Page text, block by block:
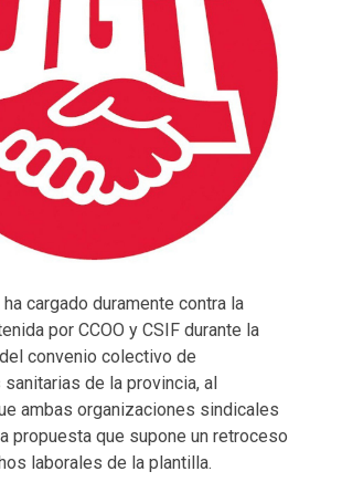
ha cargado duramente contra la
por CCOO y CSIF durante la
convenio colectivo de
de la provincia, al
ambas organizaciones sindicales
propuesta que supone un retroceso
laborales de la plantilla.